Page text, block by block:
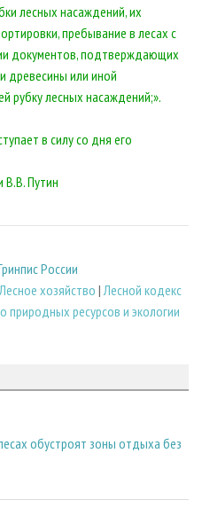
лесных насаждений, их
пребывание в лесах с
документов, подтверждающих
древесины или иной
рубку лесных насаждений;».
в силу со дня его
В.В. Путин
России
Лесное хозяйство |Лесной кодекс
природных ресурсов и экологии
обустроят зоны отдыха без